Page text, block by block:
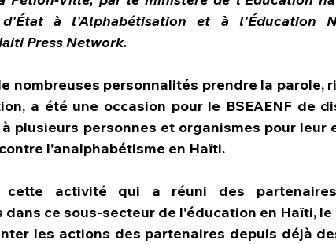
à l'Alphabétisation et à l'Éducation
Press Network.
nombreuses personnalités prendre la parole,
a été une occasion pour le BSEAENF de
plusieurs personnes et organismes pour leur
l'analphabétisme en Haïti.
cette activité qui a réuni des
ce sous-secteur de l'éducation en Haïti, le
les actions des partenaires depuis déjà